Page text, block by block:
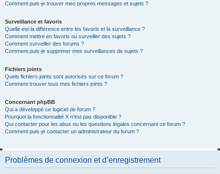
Comment puis-je trouver mes propres messages et sujets ?
Surveillance et favoris
Quelle est la différence entre les favoris et la surveillance ?
Comment mettre en favoris ou surveiller des sujets ?
Comment surveiller des forums ?
Comment puis-je supprimer mes surveillances de sujets ?
Fichiers joints
Quels fichiers joints sont autorisés sur ce forum ?
Comment trouver tous mes fichiers joints ?
Concernant phpBB
Qui a développé ce logiciel de forum ?
Pourquoi la fonctionnalité X n’est pas disponible ?
Qui contacter pour les abus ou les questions légales concernant ce forum ?
Comment puis-je contacter un administrateur du forum ?
Problèmes de connexion et d’enregistrement